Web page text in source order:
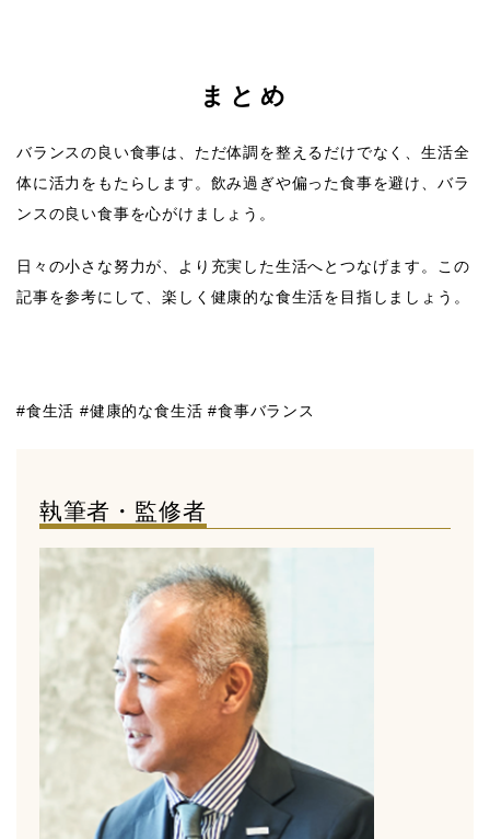
まとめ
バランスの良い食事は、ただ体調を整えるだけでなく、生活全
体に活力をもたらします。飲み過ぎや偏った食事を避け、バラ
ンスの良い食事を心がけましょう。
日々の小さな努力が、より充実した生活へとつなげます。この
記事を参考にして、楽しく健康的な食生活を目指しましょう。
#食生活 #健康的な食生活 #食事バランス
執筆者・監修者